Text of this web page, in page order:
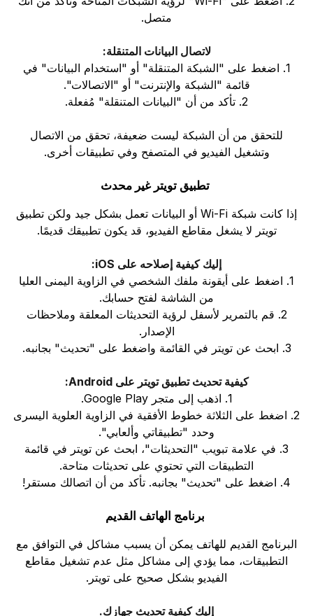
متصل.
لاتصال البيانات المتنقلة:
1. اضغط على "الشبكة المتنقلة" أو "استخدام البيانات" في
قائمة "الشبكة والإنترنت" أو "الاتصالات".
2. تأكد من أن "البيانات المتنقلة" مُفعلة.
للتحقق من أن الشبكة ليست ضعيفة، تحقق من الاتصال
وتشغيل الفيديو في المتصفح وفي تطبيقات أخرى.
تطبيق تويتر غير محدث
إذا كانت شبكة Wi-Fi أو البيانات تعمل بشكل جيد ولكن تطبيق
تويتر لا يشغل مقاطع الفيديو، قد يكون تطبيقك قديمًا.
إليك كيفية إصلاحه على iOS:
1. اضغط على أيقونة ملفك الشخصي في الزاوية اليمنى العليا
من الشاشة لفتح حسابك.
2. قم بالتمرير لأسفل لرؤية التحديثات المعلقة وملاحظات
الإصدار.
3. ابحث عن تويتر في القائمة واضغط على "تحديث" بجانبه.
كيفية تحديث تطبيق تويتر على Android:
1. اذهب إلى متجر Google Play.
2. اضغط على الثلاثة خطوط الأفقية في الزاوية العلوية اليسرى
وحدد "تطبيقاتي وألعابي".
3. في علامة تبويب "التحديثات"، ابحث عن تويتر في قائمة
التطبيقات التي تحتوي على تحديثات متاحة.
4. اضغط على "تحديث" بجانبه. تأكد من أن اتصالك مستقر!
برنامج الهاتف القديم
البرنامج القديم للهاتف يمكن أن يسبب مشاكل في التوافق مع
التطبيقات، مما يؤدي إلى مشاكل مثل عدم تشغيل مقاطع
الفيديو بشكل صحيح على تويتر.
إليك كيفية تحديث جهازك.